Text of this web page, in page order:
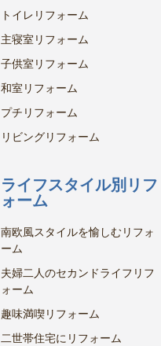
トイレリフォーム
主寝室リフォーム
子供室リフォーム
和室リフォーム
プチリフォーム
リビングリフォーム
ライフスタイル別リフ
ォーム
南欧風スタイルを愉しむリフォ
ーム
夫婦二人のセカンドライフリフ
ォーム
趣味満喫リフォーム
二世帯住宅にリフォーム